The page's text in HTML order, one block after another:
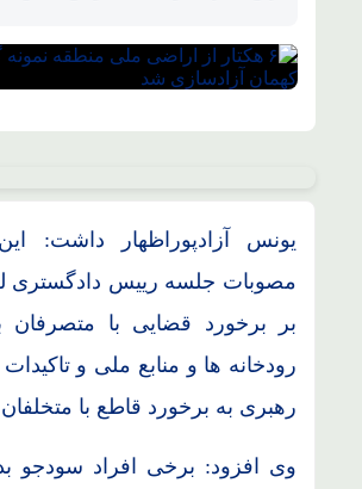
یونس آزادپوراظهار داشت:
مصوبات جلسه رییس دادگستری
بر برخورد قضایی با متصرفان
رودخانه ها و منابع ملی و
رهبری به برخورد قاطع با
وی افزود: برخی افراد سودجو